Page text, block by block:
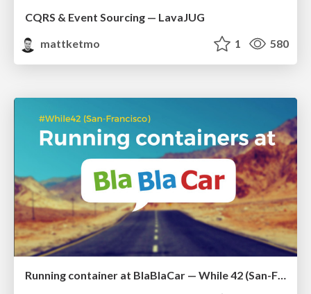
CQRS & Event Sourcing — LavaJUG
mattketmo
1 580
Running container at BlaBlaCar — While 42 (San-Francisco)